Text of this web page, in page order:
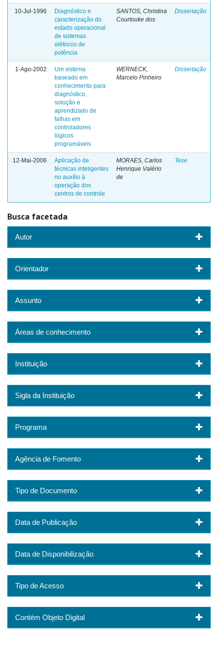
10-Jul-1996
Diagnóstico e
caracterização do
estado operacional
de sistemas
elétricos de
potência
SANTOS, Christina
Courtouke dos
Dissertação
1-Ago-2002
Um sistema
baseado em
conhecimento para
diagnóstico,
solução e
aprendizado de
falhas em
controladores
lógicos
programáveis
WERNECK,
Marcelo Pinheiro
Dissertação
12-Mai-2006
Aplicação de
técnicas inteligentes
no auxílio à
operação dos
centros de controle
MORAES, Carlos
Henrique Valério
de
Tese
Busca facetada
Autor
Orientador
Assunto
Áreas de conhecimento
Instituição
Sigla da Instituição
Programa
Agência de Fomento
Tipo de Documento
Data de Publicação
Data de Disponibilização
Tipo de Acesso
Contém Objeto Digital